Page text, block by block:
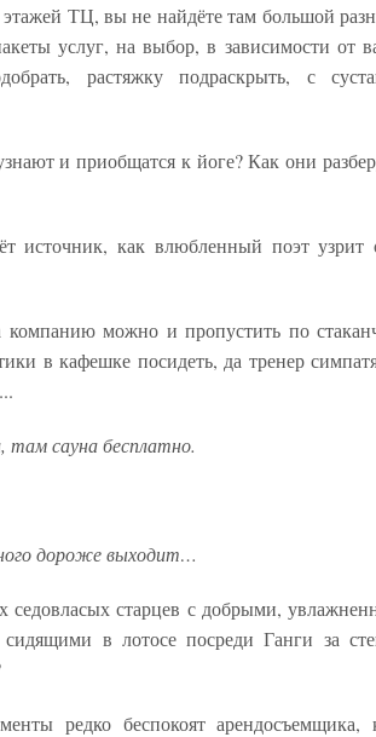
ТЦ, вы не найдёте там большой
услуг, на выбор, в зависимости от
растяжку подраскрыть, с
и приобщатся к йоге? Как они
источник, как влюбленный поэт узрит
можно и пропустить по
в кафешке посидеть, да тренер
там сауна бесплатно.
дороже выходит…
седовласых старцев с добрыми,
сидящими в лотосе посреди Ганги за
редко беспокоят арендосъемщика,